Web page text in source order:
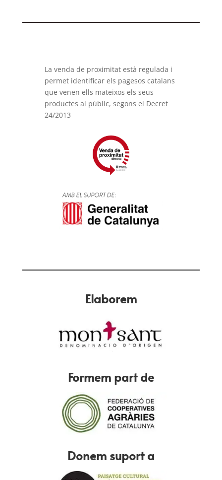
La venda de proximitat està regulada i
permet identificar els pagesos catalans
que venen ells mateixos els seus
productes al públic, segons el Decret
24/2013
Elaborem
Formem part de
Donem suport a